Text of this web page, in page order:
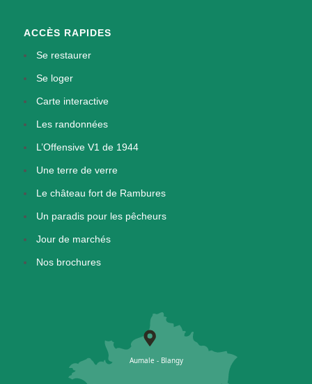
ACCÈS RAPIDES
Se restaurer
Se loger
Carte interactive
Les randonnées
L’Offensive V1 de 1944
Une terre de verre
Le château fort de Rambures
Un paradis pour les pêcheurs
Jour de marchés
Nos brochures